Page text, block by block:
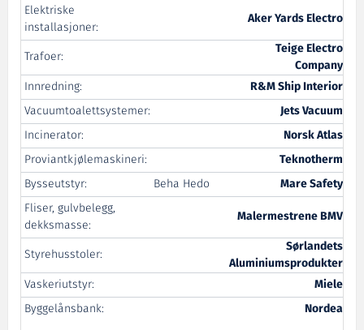
Elektriske
installasjoner:
Aker Yards Electro
Trafoer:
Teige Electro
Company
Innredning:
R&M Ship Interior
Vacuumtoalettsystemer:
Jets Vacuum
Incinerator:
Norsk Atlas
Proviantkjølemaskineri:
Teknotherm
Bysseutstyr:
Beha Hedo
Mare Safety
Fliser, gulvbelegg,
dekksmasse:
Malermestrene BMV
Styrehusstoler:
Sørlandets
Aluminiumsprodukter
Vaskeriutstyr:
Miele
Byggelånsbank:
Nordea